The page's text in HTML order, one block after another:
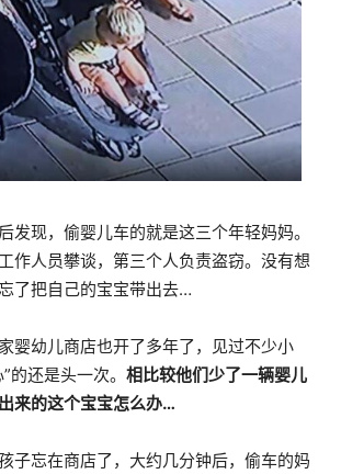
发现，偷婴儿车的就是这三个年轻妈妈。
作人员攀谈，第三个人负责盗窃。没有想
了把自己的宝宝带出去…
婴幼儿商店也开了多年了，见过不少小
的还是头一次。 相比较他们少了一辆婴儿
来的这个宝宝怎么办…
子忘在商店了，大约几分钟后，偷车的妈